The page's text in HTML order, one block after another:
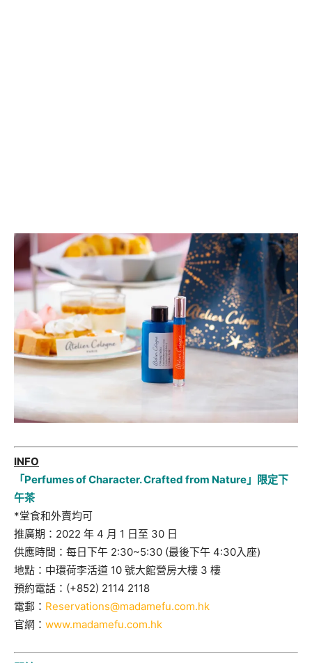
INFO
「Perfumes of Character. Crafted from Nature」限定下
午茶
*堂食和外賣均可
推廣期：2022 年 4 月 1 日至 30 日
供應時間：每日下午 2:30~5:30 (最後下午 4:30入座)
地點：中環荷李活道 10 號大館營房大樓 3 樓
預約電話：(+852) 2114 2118
電郵： Reservations@madamefu.com.hk
官網： www.madamefu.com.hk